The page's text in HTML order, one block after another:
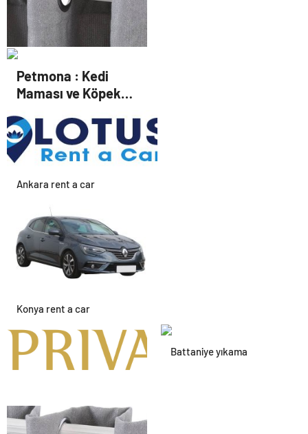
Antibakteriyel Perde
Yıkama
Petmona : Kedi
Maması ve Köpek
Hayvan Ürünleri
Ankara rent a car
Konya rent a car
Alanya havalimanı transfer
Battaniye yıkama